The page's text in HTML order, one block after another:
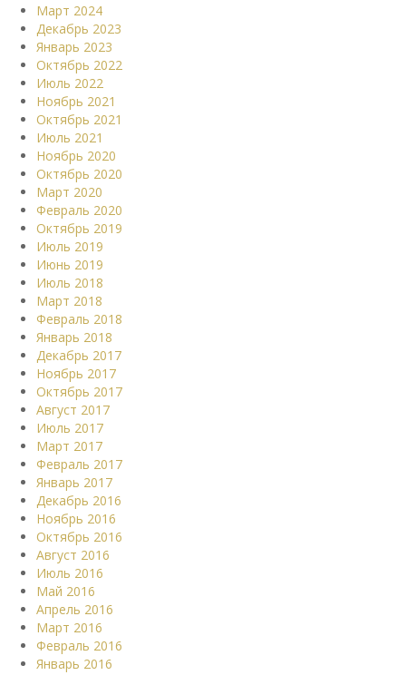
Март 2024
Декабрь 2023
Январь 2023
Октябрь 2022
Июль 2022
Ноябрь 2021
Октябрь 2021
Июль 2021
Ноябрь 2020
Октябрь 2020
Март 2020
Февраль 2020
Октябрь 2019
Июль 2019
Июнь 2019
Июль 2018
Март 2018
Февраль 2018
Январь 2018
Декабрь 2017
Ноябрь 2017
Октябрь 2017
Август 2017
Июль 2017
Март 2017
Февраль 2017
Январь 2017
Декабрь 2016
Ноябрь 2016
Октябрь 2016
Август 2016
Июль 2016
Май 2016
Апрель 2016
Март 2016
Февраль 2016
Январь 2016